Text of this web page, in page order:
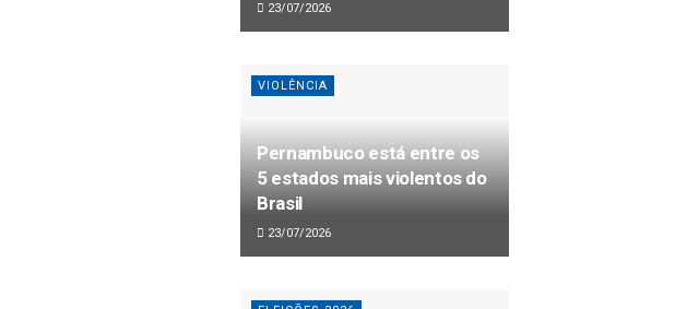
23/07/2026
VIOLÊNCIA
Pernambuco está entre os
5 estados mais violentos do
Brasil
23/07/2026